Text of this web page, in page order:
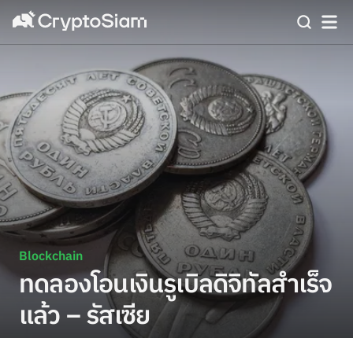
Blockchain
ทดลองโอนเงินรูเบิลดิจิทัลสำเร็จ
แล้ว – รัสเซีย